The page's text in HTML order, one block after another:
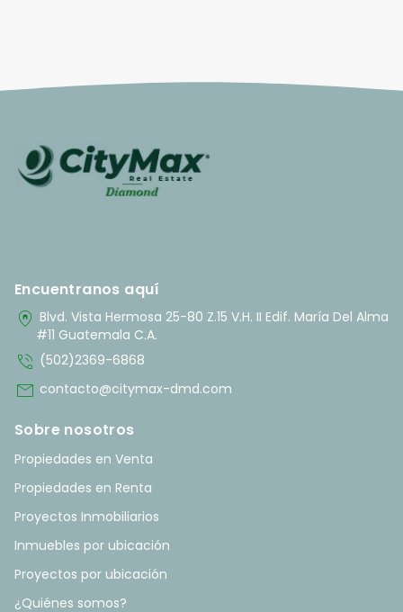
Encuentranos aquí
home_pin Blvd. Vista Hermosa 25-80 Z.15 V.H. II Edif. María Del Alma
#11 Guatemala C.A.
phone_in_talk (502)2369-6868
mail contacto@citymax-dmd.com
Sobre nosotros
Propiedades en Venta
Propiedades en Renta
Proyectos Inmobiliarios
Inmuebles por ubicación
Proyectos por ubicación
¿Quiénes somos?